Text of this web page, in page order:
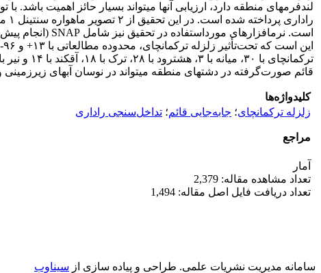
قائم صورت‌گرفته در دشت­های منطقه می­تواند در نوسان آب­های زیرزمینی
کلیدواژه‌ها
زلزله ترکمانچای؛ جابه‌جایی قائم؛ تداخل‌سنجی راداری
مراجع
آمار
تعداد مشاهده مقاله: 2,379
تعداد دریافت فایل اصل مقاله: 1,494
سامانه مدیریت نشریات علمی. طراحی و پیاده سازی از سیناوب